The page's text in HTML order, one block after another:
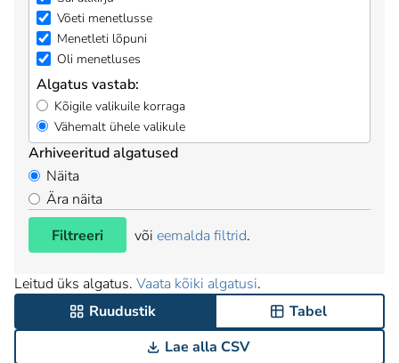
Võeti menetlusse
Menetleti lõpuni
Oli menetluses
Algatus vastab:
Kõigile valikuile korraga
Vähemalt ühele valikule
Arhiveeritud algatused
Näita
Ära näita
Filtreeri
või eemalda filtrid.
Leitud üks algatus. Vaata kõiki algatusi.
Ruudustik
Tabel
Lae alla CSV